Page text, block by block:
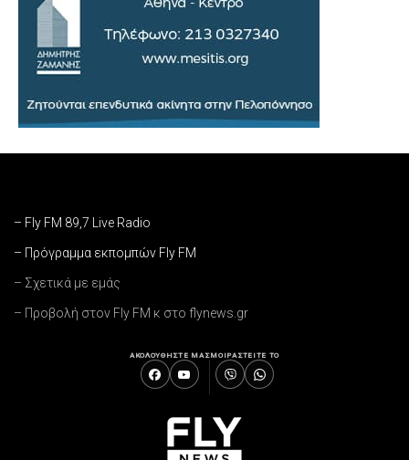
– Fly FM 89,7 Live Radio
– Πρόγραμμα εκπομπών Fly FM
– Σχετικά με εμάς
– Προβολή στον Fly FM κ στο flynews.gr
ΑΚΟΛΟΥΘΗΣΤΕ ΜΑΣΜΟΙΡΑΣΤΕΙΤΕ ΤΟ